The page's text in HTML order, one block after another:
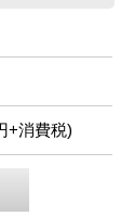
+消費税)